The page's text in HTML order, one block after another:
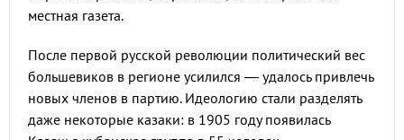
местная газета.
После первой русской революции политический вес
большевиков в регионе усилился — удалось привлечь
новых членов в партию. Идеологию стали разделять
даже некоторые казаки: в 1905 году появилась